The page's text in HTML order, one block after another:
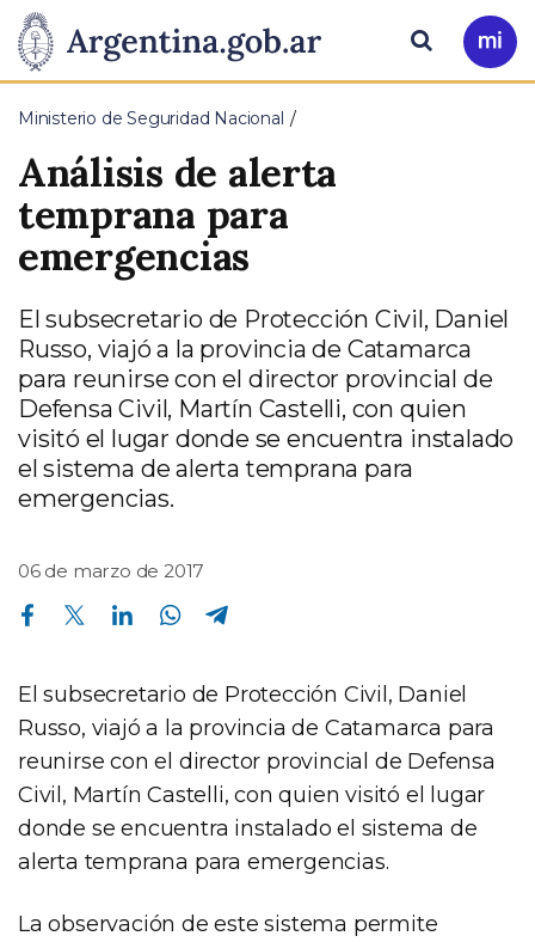
Presidencia
de
Nación
Pasar al contenido principal
Ir
a
Buscar
Ministerio de Seguridad Nacional
Análisis de alerta
temprana para
emergencias
El subsecretario de Protección Civil, Daniel
Russo, viajó a la provincia de Catamarca
para reunirse con el director provincial de
Defensa Civil, Martín Castelli, con quien
visitó el lugar donde se encuentra instalado
el sistema de alerta temprana para
emergencias.
06 de marzo de 2017
Compartir en Facebook Compartir en Twitter Compartir en Linkedin Compartir en Whatsapp
El subsecretario de Protección Civil, Daniel
Russo, viajó a la provincia de Catamarca para
reunirse con el director provincial de Defensa
Civil, Martín Castelli, con quien visitó el lugar
donde se encuentra instalado el sistema de
alerta temprana para emergencias.
La observación de este sistema permite